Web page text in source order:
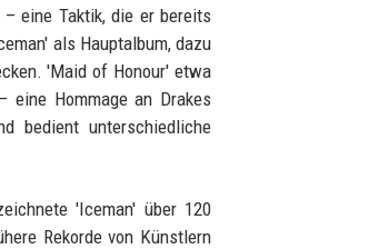
eine Taktik, die er bereits
als Hauptalbum, dazu
'Maid of Honour' etwa
eine Hommage an Drakes
bedient unterschiedliche
'Iceman' über 120
Rekorde von Künstlern